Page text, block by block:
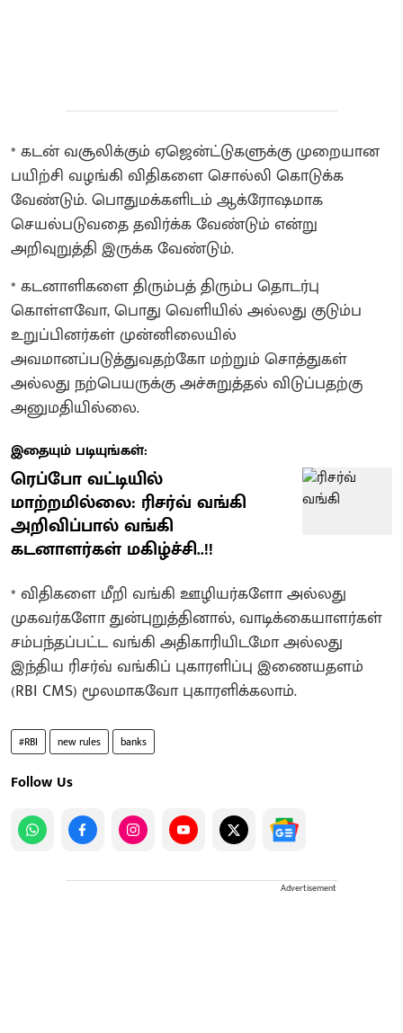
* கடன் வசூலிக்கும் ஏஜென்ட்டுகளுக்கு முறையான
பயிற்சி வழங்கி விதிகளை சொல்லி கொடுக்க
வேண்டும். பொதுமக்களிடம் ஆக்ரோஷமாக
செயல்படுவதை தவிர்க்க வேண்டும் என்று
அறிவுறுத்தி இருக்க வேண்டும்.
* கடனாளிகளை திரும்பத் திரும்ப தொடர்பு
கொள்ளவோ, பொது வெளியில் அல்லது குடும்ப
உறுப்பினர்கள் முன்னிலையில்
அவமானப்படுத்துவதற்கோ மற்றும் சொத்துகள்
அல்லது நற்பெயருக்கு அச்சுறுத்தல் விடுப்பதற்கு
அனுமதியில்லை.
இதையும் படியுங்கள்:
ரெப்போ வட்டியில்
மாற்றமில்லை: ரிசர்வ் வங்கி
அறிவிப்பால் வங்கி
கடனாளர்கள் மகிழ்ச்சி..!!
* விதிகளை மீறி வங்கி ஊழியர்களோ அல்லது
முகவர்களோ துன்புறுத்தினால், வாடிக்கையாளர்கள்
சம்பந்தப்பட்ட வங்கி அதிகாரியிடமோ அல்லது
இந்திய ரிசர்வ் வங்கிப் புகாரளிப்பு இணையதளம்
(RBI CMS) மூலமாகவோ புகாரளிக்கலாம்.
#RBI new rules banks
Follow Us
Advertisement